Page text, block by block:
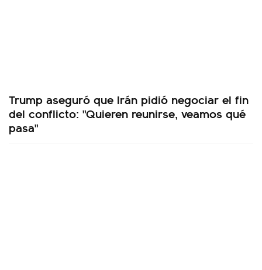
Trump aseguró que Irán pidió negociar el fin
del conflicto: "Quieren reunirse, veamos qué
pasa"